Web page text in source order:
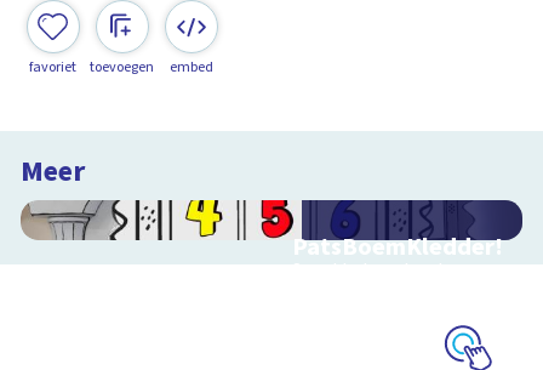
favoriet toevoegen embed
Meer
PatsBoemKledder!
Speel het spel en leer